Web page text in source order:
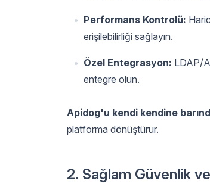
Performans Kontrolü:
erişilebilirliği sağlayın.
Özel Entegrasyon: LDAP/
entegre olun.
Apidog'u kendi kendine
platforma dönüştürür.
2. Sağlam Güvenlik